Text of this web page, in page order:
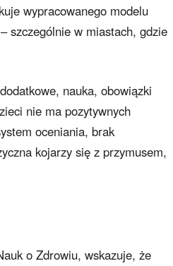
wypracowanego modelu
szczególnie w miastach, gdzie
nauka, obowiązki
nie ma pozytywnych
oceniania, brak
kojarzy się z przymusem,
o Zdrowiu, wskazuje, że